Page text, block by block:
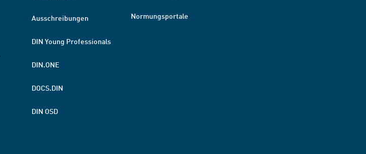
Ausschreibungen
DIN Young Professionals
DIN.ONE
DOCS.DIN
DIN OSD
Normungsportale